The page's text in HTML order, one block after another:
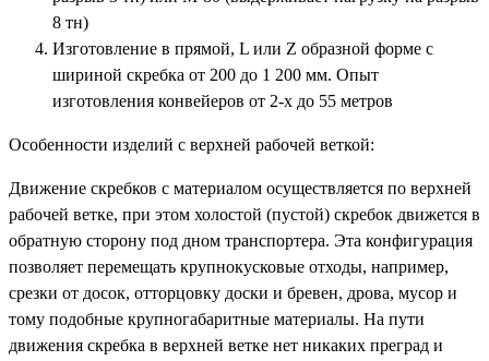
8 тн)
Изготовление в прямой, L или Z образной форме с
шириной скребка от 200 до 1 200 мм. Опыт
изготовления конвейеров от 2-х до 55 метров
Особенности изделий с верхней рабочей веткой:
Движение скребков с материалом осуществляется по верхней
рабочей ветке, при этом холостой (пустой) скребок движется в
обратную сторону под дном транспортера. Эта конфигурация
позволяет перемещать крупнокусковые отходы, например,
срезки от досок, отторцовку доски и бревен, дрова, мусор и
тому подобные крупногабаритные материалы. На пути
движения скребка в верхней ветке нет никаких преград и